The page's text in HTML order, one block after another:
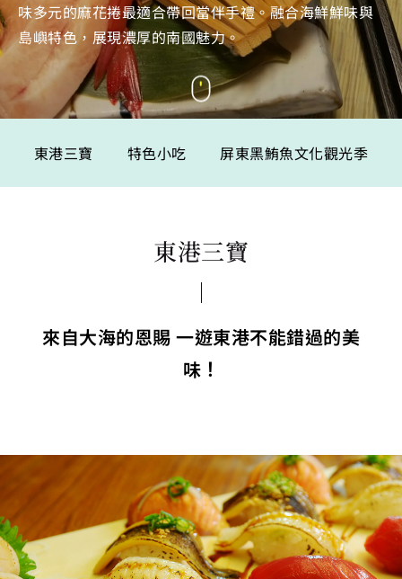
味多元的麻花捲最適合帶回當伴手禮。融合海鮮鮮味與
島嶼特色，展現濃厚的南國魅力。
東港三寶 特色小吃 屏東黑鮪魚文化觀光季
東港三寶
來自大海的恩賜 一遊東港不能錯過的美
味！